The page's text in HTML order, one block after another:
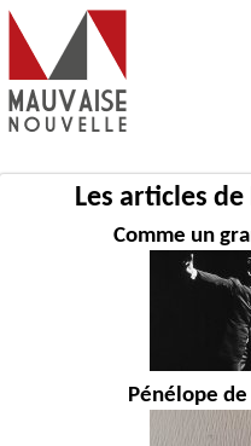
Les articles
Comme un
Pénélope